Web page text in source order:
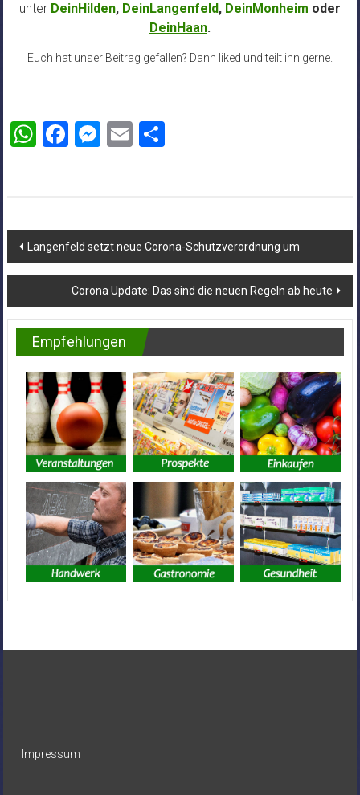
unter DeinHilden, DeinLangenfeld, DeinMonheim oder
DeinHaan.
Euch hat unser Beitrag gefallen? Dann liked und teilt ihn gerne.
WhatsApp
Facebook
Messenger
EmailTeilen
Beitragsnavigation
Langenfeld setzt neue Corona-Schutzverordnung um
Corona Update: Das sind die neuen Regeln ab heute
Empfehlungen
Impressum